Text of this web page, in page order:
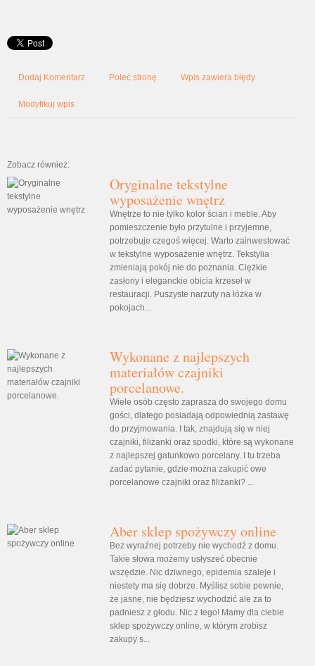
Dodaj Komentarz Poleć stronę Wpis zawiera błędy
Modyfikuj wpis
Zobacz również:
Oryginalne tekstylne
wyposażenie wnętrz
Wnętrze to nie tylko kolor ścian i meble. Aby
pomieszczenie było przytulne i przyjemne,
potrzebuje czegoś więcej. Warto zainwestować
w tekstylne wyposażenie wnętrz. Tekstylia
zmieniają pokój nie do poznania. Ciężkie
zasłony i eleganckie obicia krzeseł w
restauracji. Puszyste narzuty na łóżka w
pokojach...
Wykonane z najlepszych
materiałów czajniki
porcelanowe.
Wiele osób często zaprasza do swojego domu
gości, dlatego posiadają odpowiednią zastawę
do przyjmowania. I tak, znajdują się w niej
czajniki, filiżanki oraz spodki, które są wykonane
z najlepszej gatunkowo porcelany. I tu trzeba
zadać pytanie, gdzie można zakupić owe
porcelanowe czajniki oraz filiżanki? ...
Aber sklep spożywczy online
Bez wyraźnej potrzeby nie wychodź z domu.
Takie słowa możemy usłyszeć obecnie
wszędzie. Nic dziwnego, epidemia szaleje i
niestety ma się dobrze. Myślisz sobie pewnie,
że jasne, nie będziesz wychodzić ale za to
padniesz z głodu. Nic z tego! Mamy dla ciebie
sklep spożywczy online, w którym zrobisz
zakupy s...